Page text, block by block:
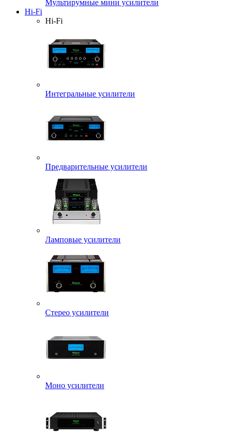
Мультирумные мини усилители
Hi-Fi
Hi-Fi
Интегральные усилители
Предварительные усилители
Ламповые усилители
Стерео усилители
Моно усилители